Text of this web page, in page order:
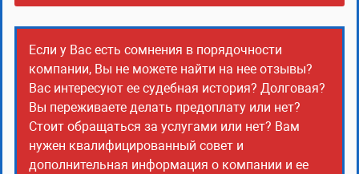
Если у Вас есть сомнения в порядочности
компании, Вы не можете найти на нее отзывы?
Вас интересуют ее судебная история? Долговая?
Вы переживаете делать предоплату или нет?
Стоит обращаться за услугами или нет? Вам
нужен квалифицированный совет и
дополнительная информация о компании и ее